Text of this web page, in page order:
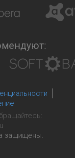
защищены.